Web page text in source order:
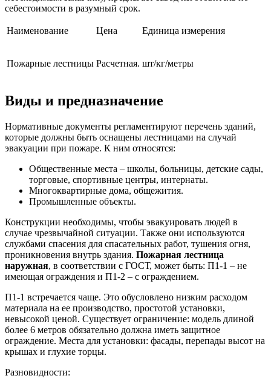
себестоимости в разумный срок.
Наименование Цена Единица измерения
Пожарные лестницы Расчетная. шт/кг/метры
Виды и предназначение
Нормативные документы регламентируют перечень зданий,
которые должны быть оснащены лестницами на случай
эвакуации при пожаре. К ним относятся:
Общественные места – школы, больницы, детские сады,
торговые, спортивные центры, интернаты.
Многоквартирные дома, общежития.
Промышленные объекты.
Конструкции необходимы, чтобы эвакуировать людей в
случае чрезвычайной ситуации. Также они используются
службами спасения для спасательных работ, тушения огня,
проникновения внутрь здания. Пожарная лестница
наружная, в соответствии с ГОСТ, может быть: П1-1 – не
имеющая ограждения и П1-2 – с ограждением.
П1-1 встречается чаще. Это обусловлено низким расходом
материала на ее производство, простотой установки,
невысокой ценой. Существует ограничение: модель длиной
более 6 метров обязательно должна иметь защитное
ограждение. Места для установки: фасады, перепады высот на
крышах и глухие торцы.
Разновидности: